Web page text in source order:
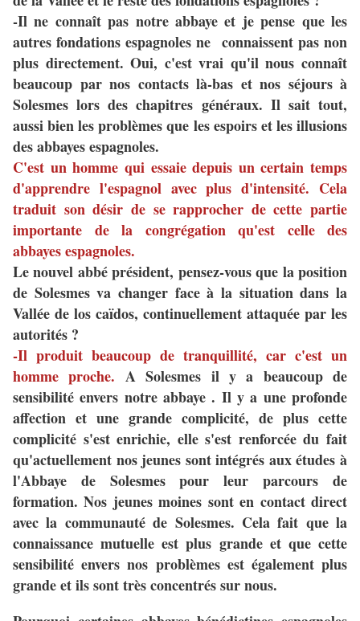
-Il ne connaît pas notre abbaye et je pense que les
autres fondations espagnoles ne connaissent pas non
plus directement. Oui, c'est vrai qu'il nous connaît
beaucoup par nos contacts là-bas et nos séjours à
Solesmes lors des chapitres généraux. Il sait tout,
aussi bien les problèmes que les espoirs et les illusions
des abbayes espagnoles.
C'est un homme qui essaie depuis un certain temps
d'apprendre l'espagnol avec plus d'intensité. Cela
traduit son désir de se rapprocher de cette partie
importante de la congrégation qu'est celle des
abbayes espagnoles.
Le nouvel abbé président, pensez-vous que la position
de Solesmes va changer face à la situation dans la
Vallée de los caïdos, continuellement attaquée par les
autorités ?
-Il produit beaucoup de tranquillité, car c'est un
homme proche. A Solesmes il y a beaucoup de
sensibilité envers notre abbaye . Il y a une profonde
affection et une grande complicité, de plus cette
complicité s'est enrichie, elle s'est renforcée du fait
qu'actuellement nos jeunes sont intégrés aux études à
l'Abbaye de Solesmes pour leur parcours de
formation. Nos jeunes moines sont en contact direct
avec la communauté de Solesmes. Cela fait que la
connaissance mutuelle est plus grande et que cette
sensibilité envers nos problèmes est également plus
grande et ils sont très concentrés sur nous.